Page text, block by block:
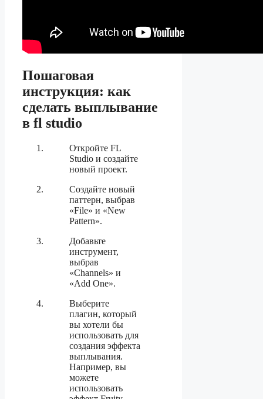
Пошаговая
инструкция: как
сделать выплывание
в fl studio
Откройте FL
Studio и создайте
новый проект.
Создайте новый
паттерн, выбрав
«File» и «New
Pattern».
Добавьте
инструмент,
выбрав
«Channels» и
«Add One».
Выберите
плагин, который
вы хотели бы
использовать для
создания эффекта
выплывания.
Например, вы
можете
использовать